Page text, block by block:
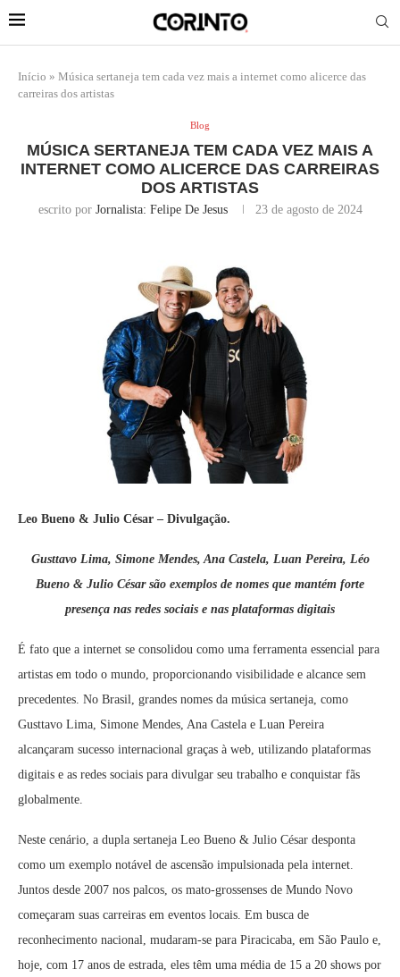
Início » Música sertaneja tem cada vez mais a internet como alicerce das
carreiras dos artistas
Blog
MÚSICA SERTANEJA TEM CADA VEZ MAIS A
INTERNET COMO ALICERCE DAS CARREIRAS
DOS ARTISTAS
escrito por Jornalista: Felipe De Jesus 23 de agosto de 2024
Leo Bueno & Julio César – Divulgação.
Gusttavo Lima, Simone Mendes, Ana Castela, Luan Pereira, Léo
Bueno & Julio César são exemplos de nomes que mantém forte
presença nas redes sociais e nas plataformas digitais
É fato que a internet se consolidou como uma ferramenta essencial para
artistas em todo o mundo, proporcionando visibilidade e alcance sem
precedentes. No Brasil, grandes nomes da música sertaneja, como
Gusttavo Lima, Simone Mendes, Ana Castela e Luan Pereira
alcançaram sucesso internacional graças à web, utilizando plataformas
digitais e as redes sociais para divulgar seu trabalho e conquistar fãs
globalmente.
Neste cenário, a dupla sertaneja Leo Bueno & Julio César desponta
como um exemplo notável de ascensão impulsionada pela internet.
Juntos desde 2007 nos palcos, os mato-grossenses de Mundo Novo
começaram suas carreiras em eventos locais. Em busca de
reconhecimento nacional, mudaram-se para Piracicaba, em São Paulo e,
hoje, com 17 anos de estrada, eles têm uma média de 15 a 20 shows por